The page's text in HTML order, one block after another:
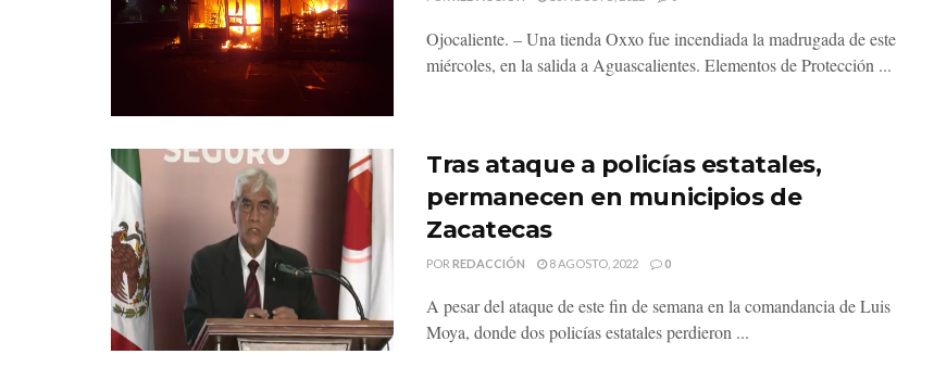
Ojocaliente. – Una tienda Oxxo fue incendiada la madrugada de este
miércoles, en la salida a Aguascalientes. Elementos de Protección ...
Tras ataque a policías estatales,
permanecen en municipios de
Zacatecas
POR REDACCIÓN 8 AGOSTO, 2022 0
A pesar del ataque de este fin de semana en la comandancia de Luis
Moya, donde dos policías estatales perdieron ...